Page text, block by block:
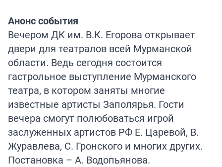
Анонс события
Вечером ДК им. В.К. Егорова открывает
двери для театралов всей Мурманской
области. Ведь сегодня состоится
гастрольное выступление Мурманского
театра, в котором заняты многие
известные артисты Заполярья. Гости
вечера смогут полюбоваться игрой
заслуженных артистов РФ Е. Царевой, В.
Журавлева, С. Гронского и многих других.
Постановка – А. Водопьянова.